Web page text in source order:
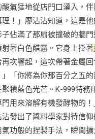
氣猛地從店門口灌入，
！」廖沾沾知道，這是
佔滿了那扇被撞破的牆
著白色醋霧。它身上掛著
次響起，這次帶著金屬
「你將為你那百分之五
積藍色光芒。K-999特務
用來溶解有機發酵物的
發出了醬料學家對待信
氣功般的捏製手法，瞬間